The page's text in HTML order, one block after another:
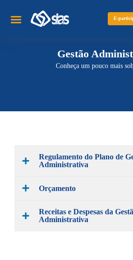
E-
Gestão
Conheça um pouco mais
Regulamento do Plano de
Administrativa
Orçamento
Receitas e Despesas da
Administrativa